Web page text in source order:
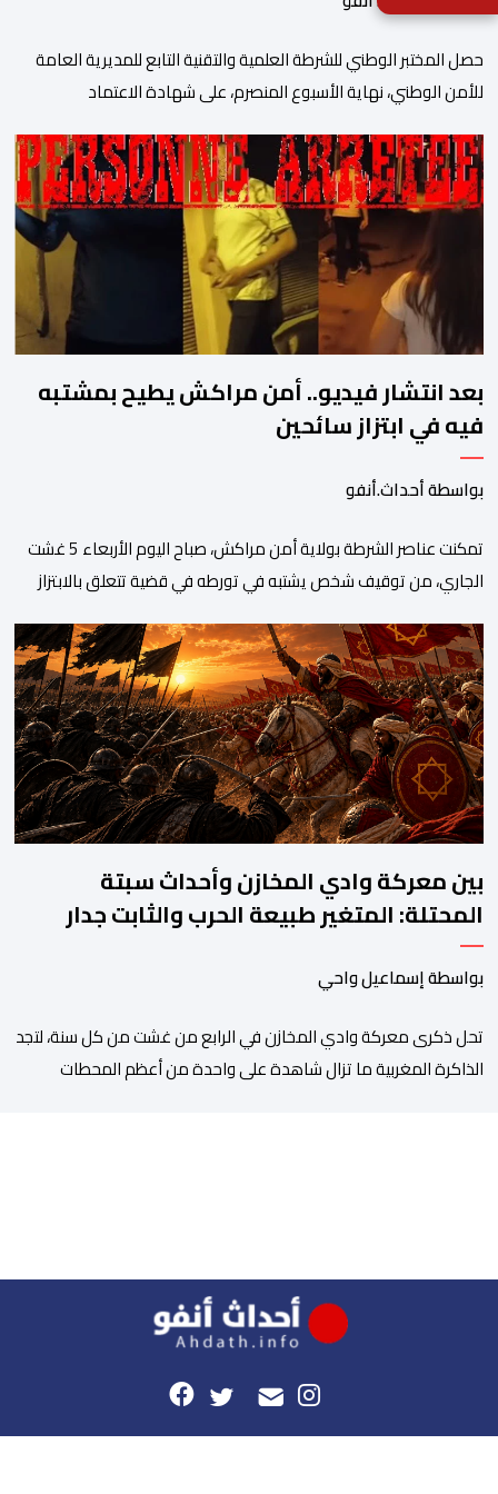
حصل المختبر الوطني للشرطة العلمية والتقنية التابع للمديرية العامة
للأمن الوطني، نهاية الأسبوع المنصرم، على شهادة الاعتماد
مختلف التخصصات والخبرات الشرعية، بما فيها فروع البيولوجيا والكيمياء،
وتدقيق وفحص الوثائق، والحرائق والمتفجرات، وكذا الآثار الرقمية
والمخدرات والمواد السمومية.وكانت المنظمة الأمريكية للاعتماد
والتقييس ″The ANSI National Accreditation Board″، المختصة […]
بعد انتشار فيديو.. أمن مراكش يطيح بمشتبه
فيه في ابتزاز سائحين
بواسطة أحداث.أنفو
تمكنت عناصر الشرطة بولاية أمن مراكش، صباح اليوم الأربعاء 5 غشت
الجاري، من توقيف شخص يشتبه في تورطه في قضية تتعلق بالابتزاز
سائحين أجنبيين للابتزاز بالمدينة العتيقة بمراكش، وطالبهما بمبلغ مالي
غير مستحق بدعوى ممارسة نشاط مرتبط بالإرشاد السياحي بدون
رخصة، وهي الأفعال الإجرامية التي […]
بين معركة وادي المخازن وأحداث سبتة
المحتلة: المتغير طبيعة الحرب والثابت جدار
الصد الوطني
بواسطة إسماعيل واحي
تحل ذكرى معركة وادي المخازن في الرابع من غشت من كل سنة، لتجد
الذاكرة المغربية ما تزال شاهدة على واحدة من أعظم المحطات